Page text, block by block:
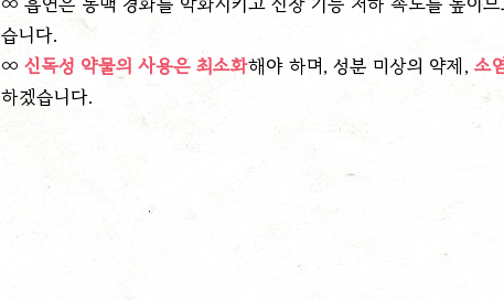
습니다.
∞ 신독성 약물의 사용은 최소화해야 하며, 성분 미상의 약제, 소
하겠습니다.